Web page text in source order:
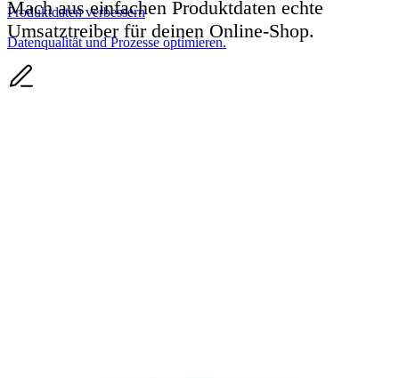
Produktdaten verbessern
Datenqualität und Prozesse optimieren.
Mach aus einfachen Produktdaten echte
Umsatztreiber für deinen Online-Shop.